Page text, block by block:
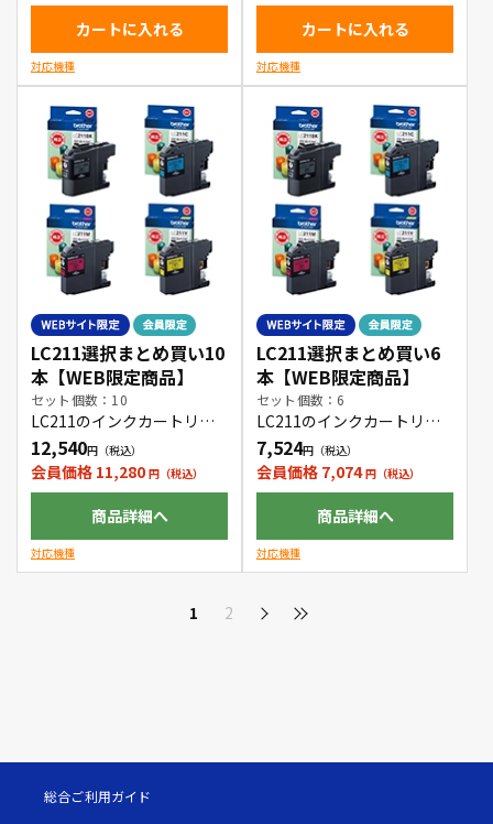
カートに入れる
対応機種
カートに入れる
対応機種
LC211選択まとめ買い10
本【WEB限定商品】
セット個数：10
LC211のインクカートリッ
ジをお好きな色の組み合わ
せで10本購入できます。
12,540
会員価格 11,280
商品詳細へ
対応機種
LC211選択まとめ買い6
本【WEB限定商品】
セット個数：6
LC211のインクカートリッ
ジをお好きな色の組み合わ
せで6本購入できます。
7,524
会員価格 7,074
商品詳細へ
対応機種
1 2
総合ご利用ガイド